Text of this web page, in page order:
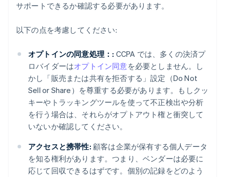
サポートできるか確認する必要があります。
以下の点を考慮してください:
オプトインの同意処理：: CCPA では、多くの決済プ
ロバイダーはオプトイン同意を必要としません。し
かし「販売または共有を拒否する」設定（Do Not
Sell or Share）を尊重する必要があります。もしクッ
キーやトラッキングツールを使って不正検出や分析
を行う場合は、それらがオプトアウト権と衝突して
いないか確認してください。
アクセスと携帯性: 顧客は企業が保有する個人データ
を知る権利があります。つまり、ベンダーは必要に
応じて回収できるはずです。個別の記録をどのよう